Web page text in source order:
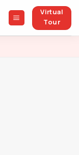
Virtual
Tour